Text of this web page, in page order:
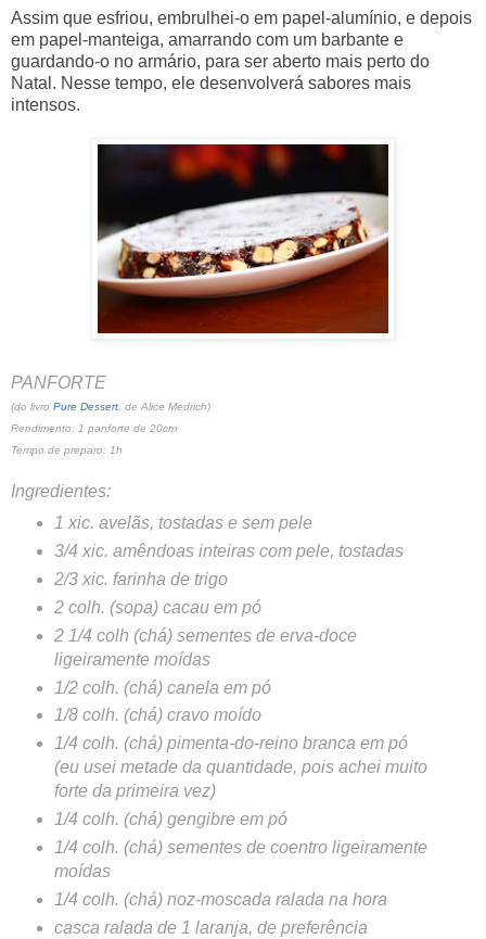
Assim que esfriou, embrulhei-o em papel-alumínio, e depois
em papel-manteiga, amarrando com um barbante e
guardando-o no armário, para ser aberto mais perto do
Natal. Nesse tempo, ele desenvolverá sabores mais
intensos.
PANFORTE
(do livro Pure Dessert , de Alice Medrich)
Rendimento: 1 panforte de 20cm
Tempo de preparo: 1h
Ingredientes:
1 xic. avelãs, tostadas e sem pele
3/4 xic. amêndoas inteiras com pele, tostadas
2/3 xic. farinha de trigo
2 colh. (sopa) cacau em pó
2 1/4 colh (chá) sementes de erva-doce
ligeiramente moídas
1/2 colh. (chá) canela em pó
1/8 colh. (chá) cravo moído
1/4 colh. (chá) pimenta-do-reino branca em pó
(eu usei metade da quantidade, pois achei muito
forte da primeira vez)
1/4 colh. (chá) gengibre em pó
1/4 colh. (chá) sementes de coentro ligeiramente
moídas
1/4 colh. (chá) noz-moscada ralada na hora
casca ralada de 1 laranja, de preferência